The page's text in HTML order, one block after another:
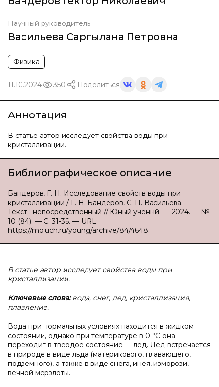
Научный руководитель
Васильева Саргылана Петровна
Физика
11.10.2024 350 Поделиться
Аннотация
В статье автор исследует свойства воды при
кристаллизации.
Библиографическое описание
Бандеров, Г. Н. Исследование свойств воды при
кристаллизации / Г. Н. Бандеров, С. П. Васильева. —
Текст : непосредственный // Юный ученый. — 2024. — №
10 (84). — С. 31-36. — URL:
https://moluch.ru/young/archive/84/4648.
В статье автор исследует свойства воды при
кристаллизации.
Ключевые слова:вода, снег, лед, кристаллизация,
плавление.
Вода при нормальных условиях находится в жидком
состоянии, однако при температуре в 0 °C она
переходит в твердое состояние — лед. Лёд встречается
в природе в виде льда (материкового, плавающего,
подземного), а также в виде снега, инея, изморози,
вечной мерзлоты.